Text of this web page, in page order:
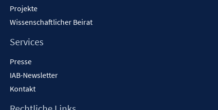
Projekte
Wissenschaftlicher Beirat
Services
Presse
IAB-Newsletter
Kontakt